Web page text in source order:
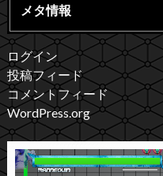
メタ情報
ログイン
投稿フィード
コメントフィード
WordPress.org